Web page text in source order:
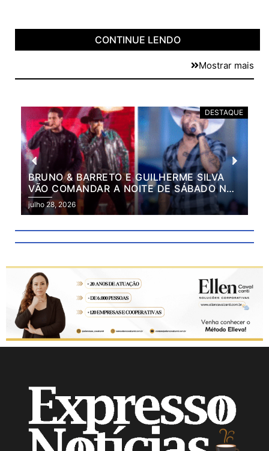
CONTINUE LENDO
Mostrar mais
DESTAQUE
BRUNO & BARRETO E GUILHERME SILVA
VÃO COMANDAR A NOITE DE SÁBADO NA
2ª EXPO MARILÂNDIA
julho 28, 2026